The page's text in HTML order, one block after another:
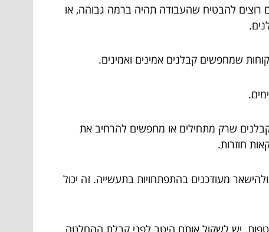
רוצים להבטיח שהעבודה תהיה ברמה גבוהה, או
קבלנים שרק מתחילים או מחפשים להרחיב את
חוזרות.
מעודכנים בהתפתחויות בתעשייה. זה יכול